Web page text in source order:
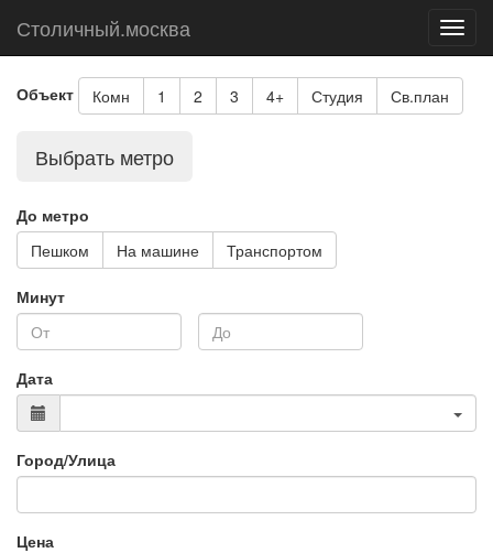
Столичный.москва
Объект Комн 1 2 3 4+ Студия Св.план
Выбрать метро
До метро
Пешком
На машине Транспортом
Минут
Дата
Город/Улица
Цена